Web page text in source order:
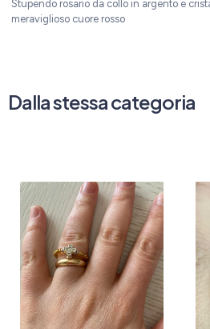
Stupendo rosario da collo in argento e
meraviglioso cuore rosso
Dalla stessa categoria